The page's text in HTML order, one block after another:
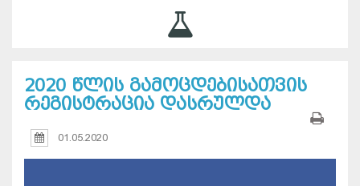
2020 წლის გამოცდებისათვის
რეგისტრაცია დასრულდა
01.05.2020